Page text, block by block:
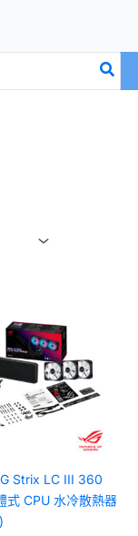
Strix LC III 360
式 CPU 水冷散熱器
圍：
到
NT$6,590